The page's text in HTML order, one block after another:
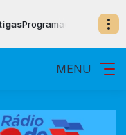
Musical com Locutor
MENU